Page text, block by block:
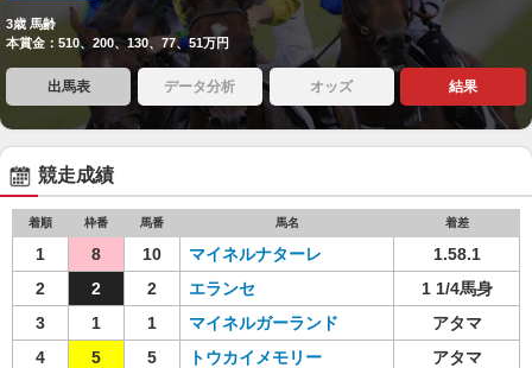
3歳 馬齢
本賞金：510、200、130、77、51万円
出馬表 データ分析 オッズ 結果
競走成績
着順 枠番 馬番 馬名 着差
1 8 10 マイネルナターレ
1.58.1
2
2 2 エランセ
1 1/4馬身
3
1 1 マイネルガーランド
アタマ
4
5 5 トウカイメモリー
アタマ